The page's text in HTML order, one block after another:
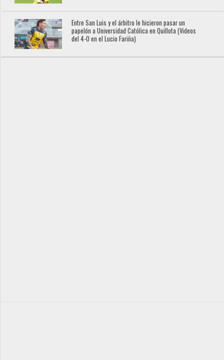
Entre San Luis y el árbitro le hicieron pasar un
papelón a Universidad Católica en Quillota (Videos
del 4-0 en el Lucio Fariña)